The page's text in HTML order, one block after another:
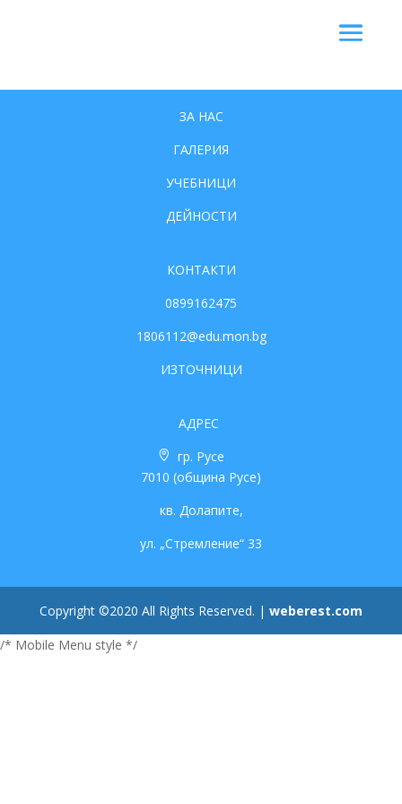
ЗА НАС
ГАЛЕРИЯ
УЧЕБНИЦИ
ДЕЙНОСТИ
КОНТАКТИ
0899162475
1806112@edu.mon.bg
ИЗТОЧНИЦИ
АДРЕС
гр. Русе
7010 (община Русе)
кв. Долапите,
ул. „Стремление“ 33
Copyright ©2020 All Rights Reserved. | weberest.com
/* Mobile Menu style */